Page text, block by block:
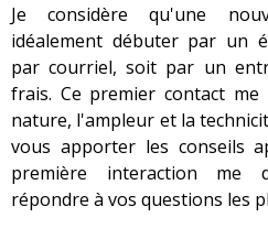
Je considère qu'une
idéalement débuter par un
par courriel, soit par un
frais. Ce premier contact
nature, l'ampleur et la
vous apporter les conseils
première interaction me
répondre à vos questions les